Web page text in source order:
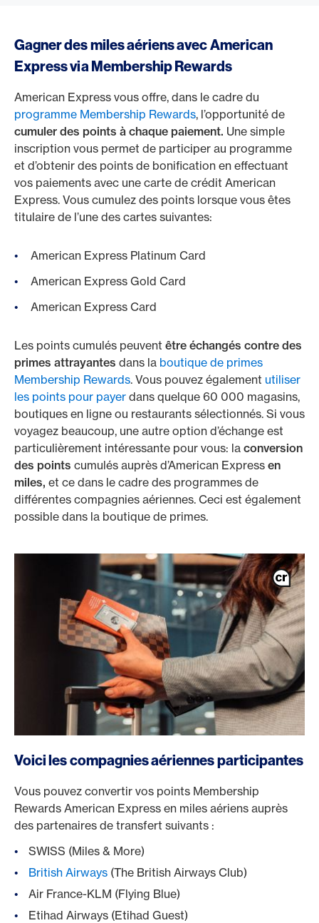
Gagner des miles aériens avec American
Express via Membership Rewards
American Express vous offre, dans le cadre du
programme Membership Rewards, l’opportunité de
cumuler des points à chaque paiement. Une simple
inscription vous permet de participer au programme
et d’obtenir des points de bonification en effectuant
vos paiements avec une carte de crédit American
Express. Vous cumulez des points lorsque vous êtes
titulaire de l’une des cartes suivantes:
American Express Platinum Card
American Express Gold Card
American Express Card
Les points cumulés peuvent être échangés contre des
primes attrayantes dans la boutique de primes
Membership Rewards. Vous pouvez également utiliser
les points pour payer dans quelque 60 000 magasins,
boutiques en ligne ou restaurants sélectionnés. Si vous
voyagez beaucoup, une autre option d’échange est
particulièrement intéressante pour vous: la conversion
des points cumulés auprès d’American Express en
miles, et ce dans le cadre des programmes de
différentes compagnies aériennes. Ceci est également
possible dans la boutique de primes.
Voici les compagnies aériennes participantes
Vous pouvez convertir vos points Membership
Rewards American Express en miles aériens auprès
des partenaires de transfert suivants :
SWISS (Miles & More)
British Airways (The British Airways Club)
Air France-KLM (Flying Blue)
Etihad Airways (Etihad Guest)